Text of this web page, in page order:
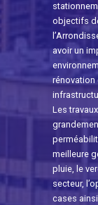
objectifs
avoir un
rénovation
Les
meilleure
pluie, le
secteur,
cases